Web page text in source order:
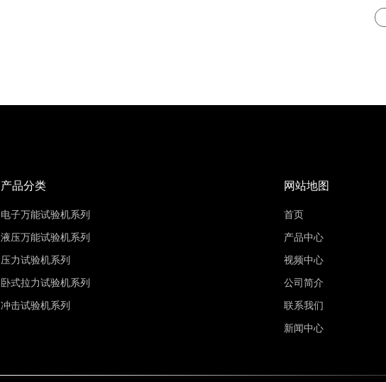
产品分类
电子万能试验机系列
液压万能试验机系列
压力试验机系列
卧式拉力试验机系列
冲击试验机系列
网站地图
首页
产品中心
视频中心
公司简介
联系我们
新闻中心